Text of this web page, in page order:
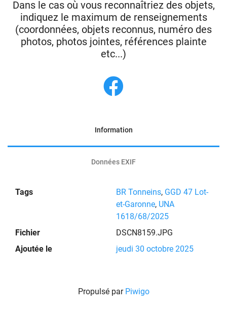
Dans le cas où vous reconnaîtriez des objets,
indiquez le maximum de renseignements
(coordonnées, objets reconnus, numéro des
photos, photos jointes, références plainte
etc...)
Information
Données EXIF
Tags BR Tonneins, GGD 47 Lot-
et-Garonne, UNA
1618/68/2025
Fichier
DSCN8159.JPG
Ajoutée le
jeudi 30 octobre 2025
Propulsé par Piwigo